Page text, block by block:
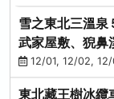
雪之東北三溫泉
武家屋敷、猊鼻
燒、烤牡蠣、握
12/01, 12/02,
東北藏王樹冰纜